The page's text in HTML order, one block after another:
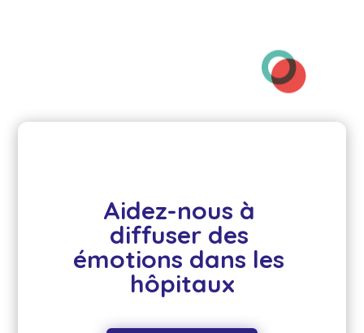
Aidez-nous à
diffuser des
émotions dans les
hôpitaux